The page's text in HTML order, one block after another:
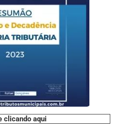
clicando aqui